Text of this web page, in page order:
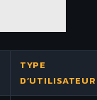
TYPE
D’UTILISATEUR